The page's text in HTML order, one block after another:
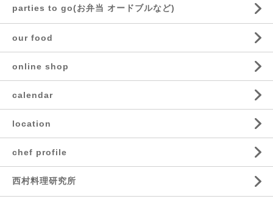
parties to go(お弁当 オードブルなど)
our food
online shop
calendar
location
chef profile
西村料理研究所